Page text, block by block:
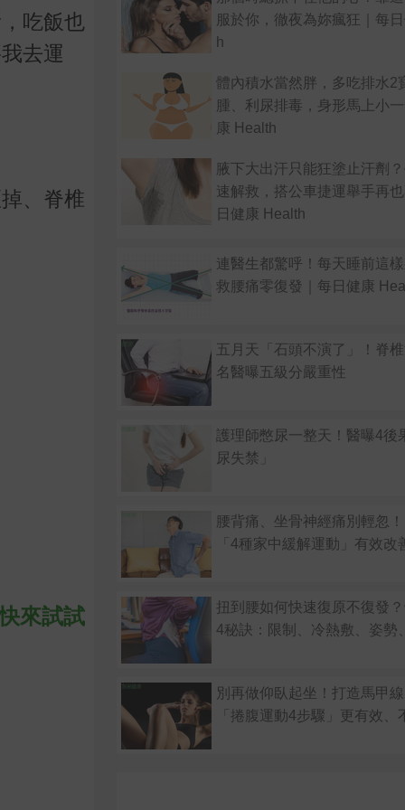
吃飯也
去運
、脊椎
來試試
服於你，徹夜為妳瘋狂｜每
h
體內積水當然胖，多吃排水2
腫、利尿排毒，身形馬上小
康 Health
腋下大出汗只能狂塗止汗劑
速解救，搭公車捷運舉手再
日健康 Health
連醫生都驚呼！每天睡前這
救腰痛零復發｜每日健康
五月天「石頭不演了」！脊
名醫曝五級分嚴重性
護理師憋尿一整天！醫曝4
尿失禁」
腰背痛、坐骨神經痛別輕忽
「4種家中緩解運動」有效改
扭到腰如何快速復原不復發
4秘訣：限制、冷熱敷、姿勢
別再做仰臥起坐！打造馬甲
「捲腹運動4步驟」更有效、